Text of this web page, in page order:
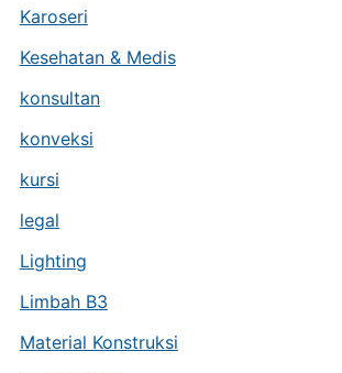
Karoseri
Kesehatan & Medis
konsultan
konveksi
kursi
legal
Lighting
Limbah B3
Material Konstruksi